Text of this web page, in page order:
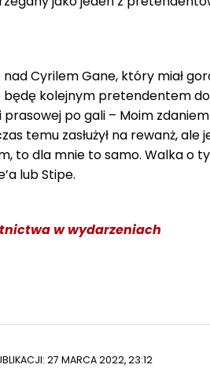
Cyrilem Gane, który miał
będę kolejnym pretendentem
po gali – Moim
temu zasłużył na rewanż, ale
to dla mnie to samo. Walka o
lub Stipe.
w wydarzeniach
27 MARCA 2022, 23:12